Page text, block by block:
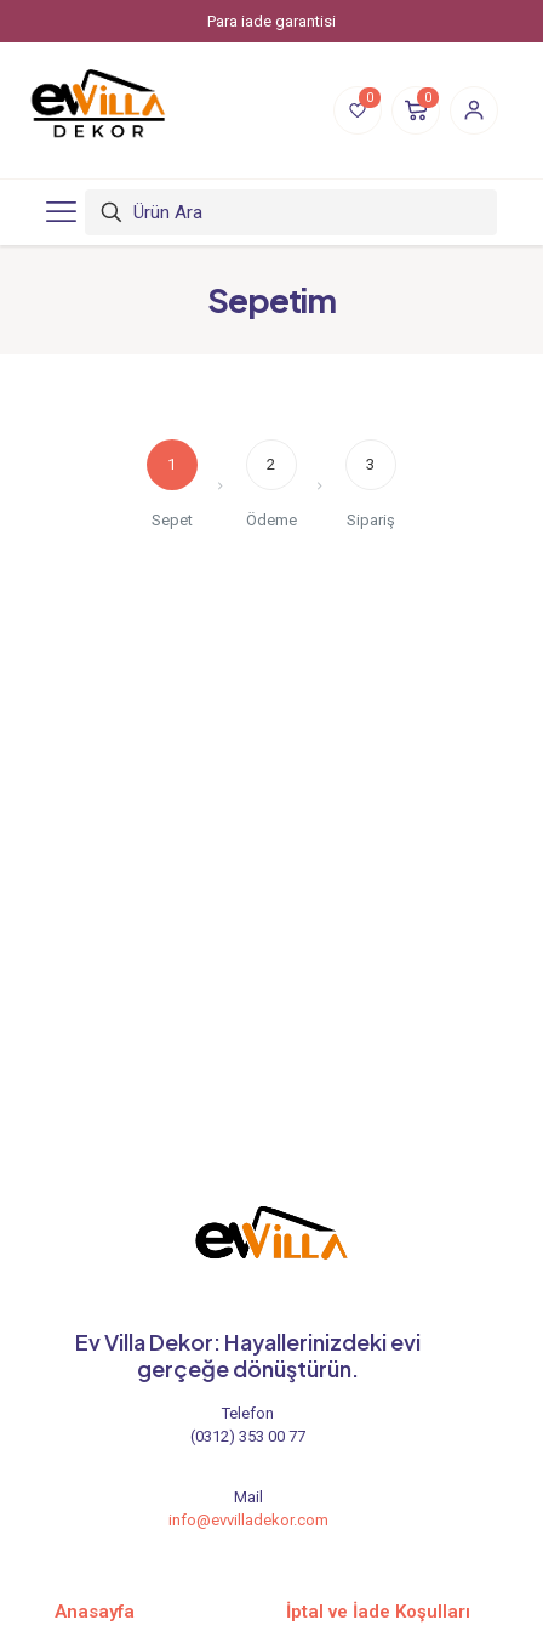
Para iade garantisi
0 0
Sepetim
1
Sepet
2
Ödeme
3
Sipariş
Ev Villa Dekor: Hayallerinizdeki evi
gerçeğe dönüştürün.
Telefon
(0312) 353 00 77
Mail
info@evvilladekor.com
Anasayfa İptal ve İade Koşulları